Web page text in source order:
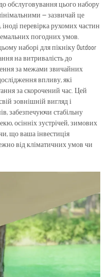
обслуговування цього набору
— зазвичай це
перевірка рухомих частин
погодних умов.
наборі для пікніку Outdoor
на витривалість до
за межами звичайних
впливу, які
за скорочений час. Цей
зовнішній вигляд і
забезпечуючи стабільну
осінніх зустрічей, зимових
що ваша інвестиція
від кліматичних умов чи